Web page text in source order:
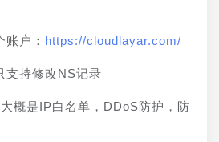
户： https://cloudlayar.com/
支持修改NS记录
概是IP白名单，DDoS防护，防